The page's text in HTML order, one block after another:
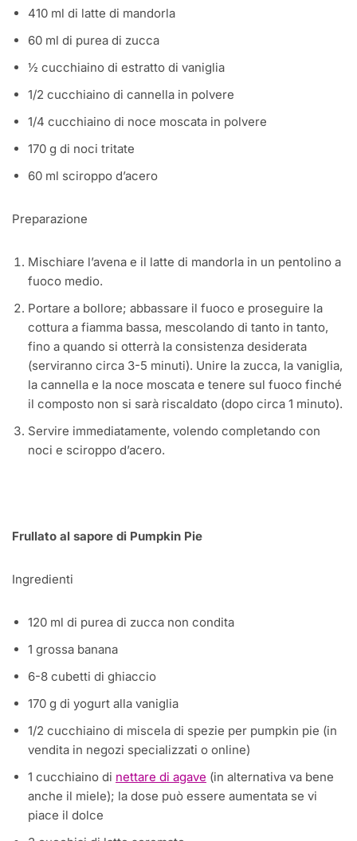
410 ml di latte di mandorla
60 ml di purea di zucca
½ cucchiaino di estratto di vaniglia
1/2 cucchiaino di cannella in polvere
1/4 cucchiaino di noce moscata in polvere
170 g di noci tritate
60 ml sciroppo d’acero
Preparazione
Mischiare l’avena e il latte di mandorla in un pentolino a
fuoco medio.
Portare a bollore; abbassare il fuoco e proseguire la
cottura a fiamma bassa, mescolando di tanto in tanto,
fino a quando si otterrà la consistenza desiderata
(serviranno circa 3-5 minuti). Unire la zucca, la vaniglia,
la cannella e la noce moscata e tenere sul fuoco finché
il composto non si sarà riscaldato (dopo circa 1 minuto).
Servire immediatamente, volendo completando con
noci e sciroppo d’acero.
Frullato al sapore di Pumpkin Pie
Ingredienti
120 ml di purea di zucca non condita
1 grossa banana
6-8 cubetti di ghiaccio
170 g di yogurt alla vaniglia
1/2 cucchiaino di miscela di spezie per pumpkin pie (in
vendita in negozi specializzati o online)
1 cucchiaino di nettare di agave (in alternativa va bene
anche il miele); la dose può essere aumentata se vi
piace il dolce